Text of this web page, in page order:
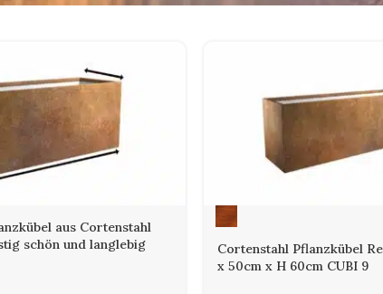
aus Cortenstahl
schön und langlebig
Cortenstahl Pflanzkübel
x 50cm x H 60cm CUBI 9